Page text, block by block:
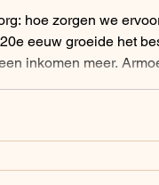
hoe zorgen we
eeuw groeide het
inkomen meer.